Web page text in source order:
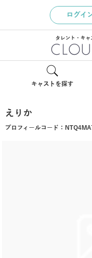
ログイ
タレント・キ
キャストを探す
えりか
プロフィールコード：